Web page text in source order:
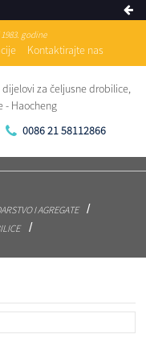
godine
Kontaktirajte nas
0086 21 58112866
I AGREGATE